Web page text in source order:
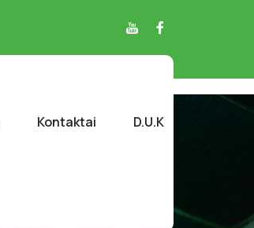
Kontaktai D.U.K